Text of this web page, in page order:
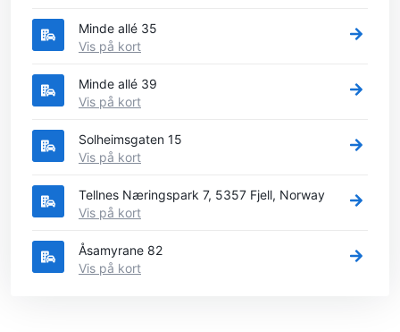
Minde allé 35
Vis på kort
Minde allé 39
Vis på kort
Solheimsgaten 15
Vis på kort
Tellnes Næringspark 7, 5357 Fjell, Norway
Vis på kort
Åsamyrane 82
Vis på kort